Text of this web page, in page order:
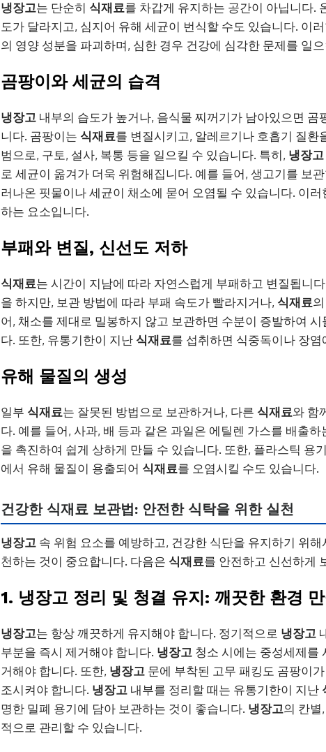
냉장고는 단순히 식재료를 차갑게 유지하는 공간이 아닙니다.
도가 달라지고, 심지어 유해 세균이 번식할 수도 있습니다. 이
의 영양 성분을 파괴하며, 심한 경우 건강에 심각한 문제를 일
곰팡이와 세균의 습격
냉장고 내부의 습도가 높거나, 음식물 찌꺼기가 남아있으면
니다. 곰팡이는 식재료를 변질시키고, 알레르기나 호흡기 질환
범으로, 구토, 설사, 복통 등을 일으킬 수 있습니다. 특히, 냉장고
로 세균이 옮겨가 더욱 위험해집니다. 예를 들어, 생고기를 보
러나온 핏물이나 세균이 채소에 묻어 오염될 수 있습니다. 이러
하는 요소입니다.
부패와 변질, 신선도 저하
식재료는 시간이 지남에 따라 자연스럽게 부패하고 변질됩니
을 하지만, 보관 방법에 따라 부패 속도가 빨라지거나, 식재료
어, 채소를 제대로 밀봉하지 않고 보관하면 수분이 증발하여
다. 또한, 유통기한이 지난 식재료를 섭취하면 식중독이나 장
유해 물질의 생성
일부 식재료는 잘못된 방법으로 보관하거나, 다른 식재료와 함
다. 예를 들어, 사과, 배 등과 같은 과일은 에틸렌 가스를 배출
을 촉진하여 쉽게 상하게 만들 수 있습니다. 또한, 플라스틱 용
에서 유해 물질이 용출되어 식재료를 오염시킬 수도 있습니다.
건강한 식재료 보관법: 안전한 식탁을 위한 실천
냉장고 속 위험 요소를 예방하고, 건강한 식단을 유지하기 위해
천하는 것이 중요합니다. 다음은 식재료를 안전하고 신선하게
1. 냉장고 정리 및 청결 유지: 깨끗한 환경 만
냉장고는 항상 깨끗하게 유지해야 합니다. 정기적으로 냉장고
부분을 즉시 제거해야 합니다. 냉장고 청소 시에는 중성세제를
거해야 합니다. 또한, 냉장고 문에 부착된 고무 패킹도 곰팡이
조시켜야 합니다. 냉장고 내부를 정리할 때는 유통기한이 지난
명한 밀폐 용기에 담아 보관하는 것이 좋습니다. 냉장고의 칸별
적으로 관리할 수 있습니다.